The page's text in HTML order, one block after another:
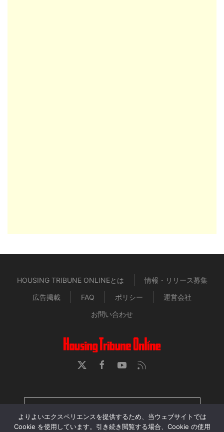
HOUSING TRIBUNE ONLINEとは
情報・リリース募集
広告掲載
FAQ ポリシー
運営会社
お問い合わせ
よりよいエクスペリエンスを提供するため、当ウェブサイトでは
Cookie を使用しています。引き続き閲覧する場合、Cookie の使用